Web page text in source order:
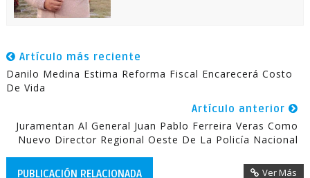
Artículo más reciente
Danilo Medina Estima Reforma Fiscal Encarecerá Costo
De Vida
Artículo anterior
Juramentan Al General Juan Pablo Ferreira Veras Como
Nuevo Director Regional Oeste De La Policía Nacional
PUBLICACIÓN RELACIONADA Ver Más